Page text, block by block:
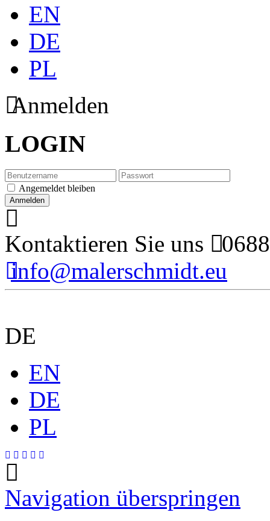
EN
DE
PL
Anmelden
LOGIN
Angemeldet bleiben
Kontaktieren Sie uns
info@malerschmidt.eu
DE
EN
DE
PL
Navigation überspringen